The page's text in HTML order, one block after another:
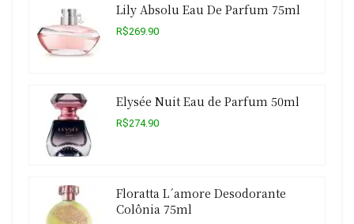
Lily Absolu Eau De Parfum 75ml
R$269.90
Elysée Nuit Eau de Parfum 50ml
R$274.90
Floratta L´amore Desodorante
Colônia 75ml